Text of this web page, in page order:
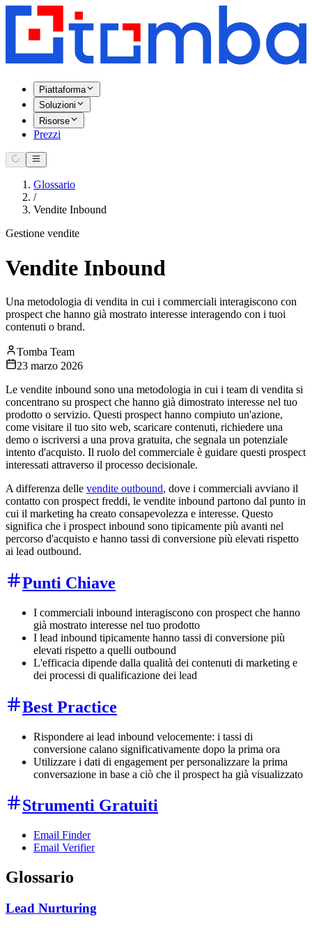
Piattaforma
Soluzioni
Risorse
Prezzi
Glossario
/
Vendite Inbound
Gestione vendite
Vendite Inbound
Una metodologia di vendita in cui i commerciali interagiscono con
prospect che hanno già mostrato interesse interagendo con i tuoi
contenuti o brand.
Tomba Team
23 marzo 2026
Le vendite inbound sono una metodologia in cui i team di vendita si
concentrano su prospect che hanno già dimostrato interesse nel tuo
prodotto o servizio. Questi prospect hanno compiuto un'azione,
come visitare il tuo sito web, scaricare contenuti, richiedere una
demo o iscriversi a una prova gratuita, che segnala un potenziale
intento d'acquisto. Il ruolo del commerciale è guidare questi prospect
interessati attraverso il processo decisionale.
A differenza delle vendite outbound, dove i commerciali avviano il
contatto con prospect freddi, le vendite inbound partono dal punto in
cui il marketing ha creato consapevolezza e interesse. Questo
significa che i prospect inbound sono tipicamente più avanti nel
percorso d'acquisto e hanno tassi di conversione più elevati rispetto
ai lead outbound.
Punti Chiave
I commerciali inbound interagiscono con prospect che hanno
già mostrato interesse nel tuo prodotto
I lead inbound tipicamente hanno tassi di conversione più
elevati rispetto a quelli outbound
L'efficacia dipende dalla qualità dei contenuti di marketing e
dei processi di qualificazione dei lead
Best Practice
Rispondere ai lead inbound velocemente: i tassi di
conversione calano significativamente dopo la prima ora
Utilizzare i dati di engagement per personalizzare la prima
conversazione in base a ciò che il prospect ha già visualizzato
Strumenti Gratuiti
Email Finder
Email Verifier
Glossario
Lead Nurturing